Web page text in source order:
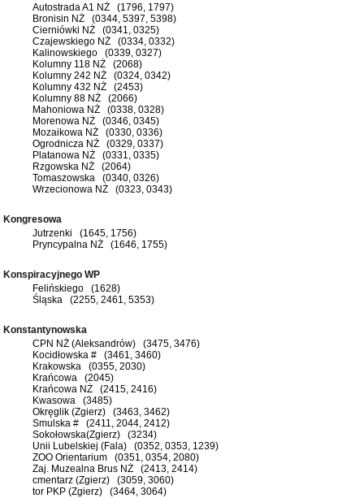
Autostrada A1 NŻ (1796, 1797)
Bronisin NŻ (0344, 5397, 5398)
Cierniówki NŻ (0341, 0325)
Czajewskiego NŻ (0334, 0332)
Kalinowskiego (0339, 0327)
Kolumny 118 NŻ (2068)
Kolumny 242 NŻ (0324, 0342)
Kolumny 432 NŻ (2453)
Kolumny 88 NŻ (2066)
Mahoniowa NŻ (0338, 0328)
Morenowa NŻ (0346, 0345)
Mozaikowa NŻ (0330, 0336)
Ogrodnicza NŻ (0329, 0337)
Platanowa NŻ (0331, 0335)
Rzgowska NŻ (2064)
Tomaszowska (0340, 0326)
Wrzecionowa NŻ (0323, 0343)
Kongresowa
Jutrzenki (1645, 1756)
Pryncypalna NŻ (1646, 1755)
Konspiracyjnego WP
Felińskiego (1628)
Śląska (2255, 2461, 5353)
Konstantynowska
CPN NŻ (Aleksandrów) (3475, 3476)
Kocidłowska # (3461, 3460)
Krakowska (0355, 2030)
Krańcowa (2045)
Krańcowa NŻ (2415, 2416)
Kwasowa (3485)
Okręglik (Zgierz) (3463, 3462)
Smulska # (2411, 2044, 2412)
Sokołowska(Zgierz) (3234)
Unii Lubelskiej (Fala) (0352, 0353, 1239)
ZOO Orientarium (0351, 0354, 2080)
Zaj. Muzealna Brus NŻ (2413, 2414)
cmentarz (Zgierz) (3059, 3060)
tor PKP (Zgierz) (3464, 3064)